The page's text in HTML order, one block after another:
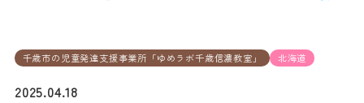
千歳市の児童発達支援事業所「ゆめラボ千歳信濃教室」 北海道
2025.04.18